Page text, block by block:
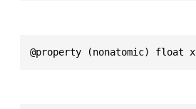
@property (nonatomic) float x